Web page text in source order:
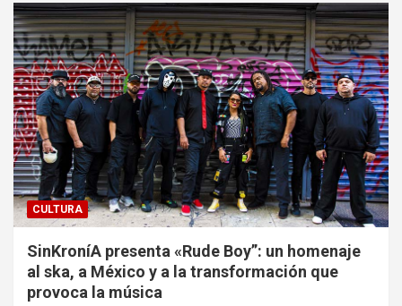
CULTURA
SinKroníA presenta «Rude Boy”: un homenaje
al ska, a México y a la transformación que
provoca la música